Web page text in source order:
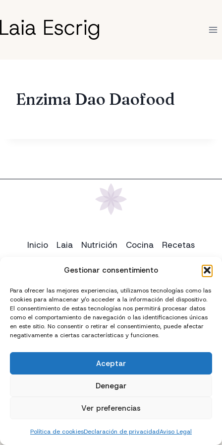
Gestionar consentimiento
Para ofrecer las mejores experiencias, utilizamos tecnologías como las
cookies para almacenar y/o acceder a la información del dispositivo.
El consentimiento de estas tecnologías nos permitirá procesar datos
como el comportamiento de navegación o las identificaciones únicas
en este sitio. No consentir o retirar el consentimiento, puede afectar
negativamente a ciertas características y funciones.
Aceptar
Denegar
Ver preferencias
Política de cookiesDeclaración de privacidadAviso Legal
al
contenido
Enzima Dao Daofood
Inicio Laia Nutrición Cocina Recetas
Yoga Contacto
Política de privacidad
Política de cookies (UE)
Aviso Legal